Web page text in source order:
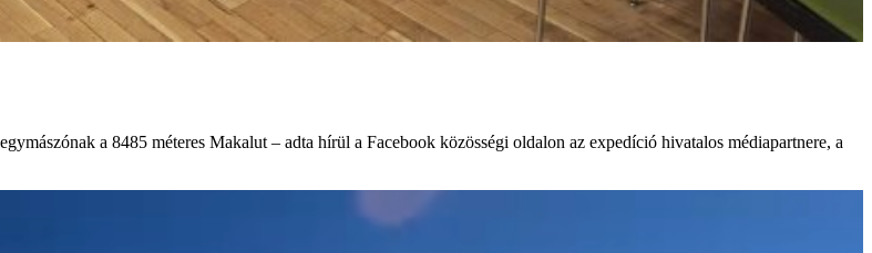
a 8485 méteres Makalut – adta hírül a Facebook közösségi oldalon az expedíció hivatalos médiapartnere, a